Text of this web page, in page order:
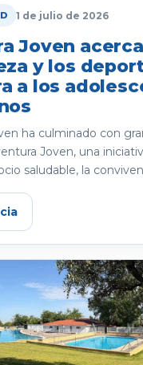
1 de julio de 2026
Joven
y los
a los
ha culminado con
Joven, una
saludable, la